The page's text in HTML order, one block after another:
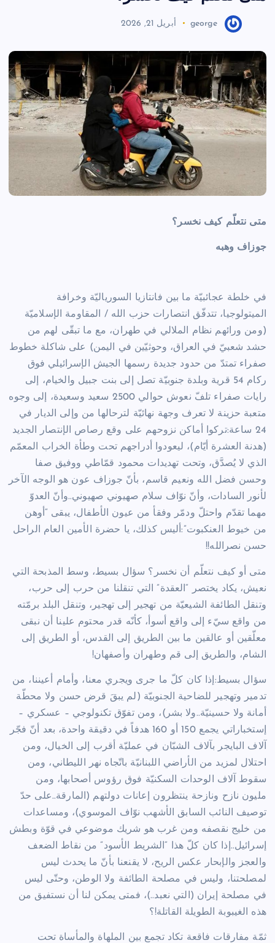
george أبريل 21, 2026
متى نتعلّم كيف نخسر؟
جوزاف وهبه
في خلطة عجائبيّة ما بين فانتازيا السورياليّة وخرافة
الميتولوجيا، تتدفّق انتصارات حزب الله / المقاومة الإسلاميّة
(ومن ورائهم نظام الملالي في طهران، مع ما تبقّى لهم من
حشد شعبيّ في العراق، وحوثيّين في اليمن) على شاكلة خطوط
صفراء تمتدّ من حدود جديدة رسمها الجيش الإسرائيلي فوق
ركام 54 قرية وبلدة جنوبيّة تصل إلى بنت جبيل والخيام، إلى
رايات صفراء تلفّ نعوش حوالي 2500 سعيد وسعيدة، إلى وجوه
متعبة حزينة لا تعرف وجهة نهائيّة لترحالها من وإلى الديار في
24 ساعة:تركوا أماكن نزوحهم على وقع رصاص الإنتصار الجديد
(هدنة العشرة أيّام)، ليعودوا أدراجهم تحت وطأة الخراب المعمّم
الذي لا يُصدَّق، وتحت تهديدات محمود قمّاطي ووفيق صفا
وحسن فضل الله ونعيم قاسم، بأنّ جوزاف عون هو الوجه الآخر
لأنور السادات، وأنّ نوّاف سلام صهيوني صهيوني..وأنّ العدوّ
مهما تقدّم واحتلّ ودمّر وفقأ من عيون الأطفال، يبقى “أوهن
من خيوط العنكبوت”:أليس كذلك، يا حضرة الأمين العام الراحل
حسن نصرالله!!
متى أو كيف نتعلّم أن نخسر؟ سؤال بسيط، وسط المذبحة التي
نعيش، يكاد يختصر “العقدة” التي تنقلنا من حرب إلى حرب،
وتنقل الطائفة الشيعيّة من تهجير إلى تهجير، وتنقل البلد برمّته
من واقع سيّء إلى واقع أسوأ، كأنّه قدر محتوم علينا أن نبقى
معلّقين أو عالقين ما بين الطريق إلى القدس، أو الطريق إلى
الشام، والطريق إلى قم وطهران وأصفهان!
سؤال بسيط:إذا كان كلّ ما جرى ويجري معنا، وأمام أعيننا، من
تدمير وتهجير للضاحية الجنوبيّة (لم يبقَ قرض حسن ولا محطّة
أمانة ولا حسينيّة..ولا بشر)، ومن تفوّق تكنولوجي – عسكري –
إستخباراتي يجمع 150 أو 160 هدفاً في دقيقة واحدة، بعد أنّ فجّر
آلاف البايجر بآلاف الشبّان في عمليّة أقرب إلى الخيال، ومن
احتلال لمزيد من الأراضي اللبنانيّة باتّجاه نهر الليطاني، ومن
سقوط آلاف الوحدات السكنيّة فوق رؤوس أصحابها، ومن
مليون نازح ونازحة ينتظرون إعانات دولتهم (المارقة..على حدّ
توصيف النائب السابق الأشهب نوّاف الموسوي)، ومساعدات
من خليج نقصفه ومن غرب هو شريك موضوعي في قوّة وبطش
إسرائيل..إذا كان كلّ هذا “الشريط الأسود” من نقاط الضعف
والعجز والإبحار عكس الريح، لا يقنعنا بأنّ ما يحدث ليس
لمصلحتنا، وليس في مصلحة الطائفة ولا الوطن، وحتّى ليس
في مصلحة إيران (التي نعبد..)، فمتى يمكن لنا أن نستفيق من
هذه الغيبوبة الطويلة القاتلة!؟
ثمّة مفارقات فاقعة تكاد تجمع بين الملهاة والمأساة تحت